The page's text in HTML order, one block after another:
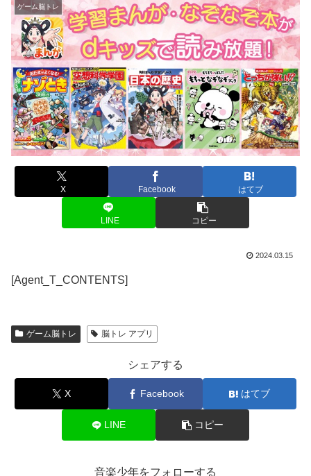
ゲーム脳トレ
X Facebook はてブ
LINE コピー
2024.03.15
[Agent_T_CONTENTS]
ゲーム脳トレ 脳トレ アプリ
シェアする
X Facebook はてブ
LINE コピー
音楽少年をフォローする